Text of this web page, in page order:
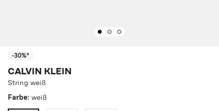
-30%*
CALVIN KLEIN
String weiß
Farbe: weiß